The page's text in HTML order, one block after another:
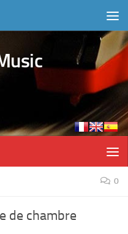
0
de chambre